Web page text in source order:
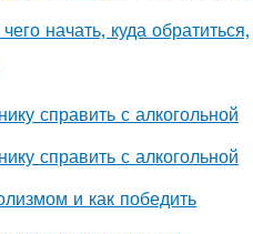
начать, куда обратиться,
справить с алкогольной
справить с алкогольной
и как победить